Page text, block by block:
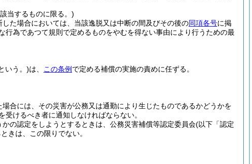
当するものに限る。)
した場合においては、当該逸脱又は中断の間及びその後の同項各号に掲
行為であつて規則で定めるものをやむを得ない事由により行うための最
いう。)は、 この条例 で定める補償の実施の責めに任ずる。
合には、その災害が公務又は通勤により生じたものであるかどうかを
けるべき者に通知しなければならない。
の認定をしようとするときは、公務災害補償等認定委員会(以下「認定
きは、この限りでない。